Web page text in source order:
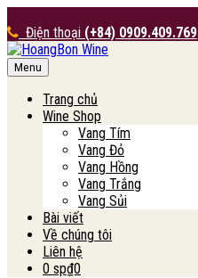
Điện thoại (+84) 0909.409.769
HoangBon Wine
Menu
Trang chủ
Wine Shop
Vang Tím
Vang Đỏ
Vang Hồng
Vang Trắng
Vang Sủi
Bài viết
Về chúng tôi
Liên hệ
0 sp₫0